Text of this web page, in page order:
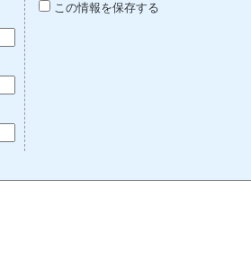
この情報を保存する